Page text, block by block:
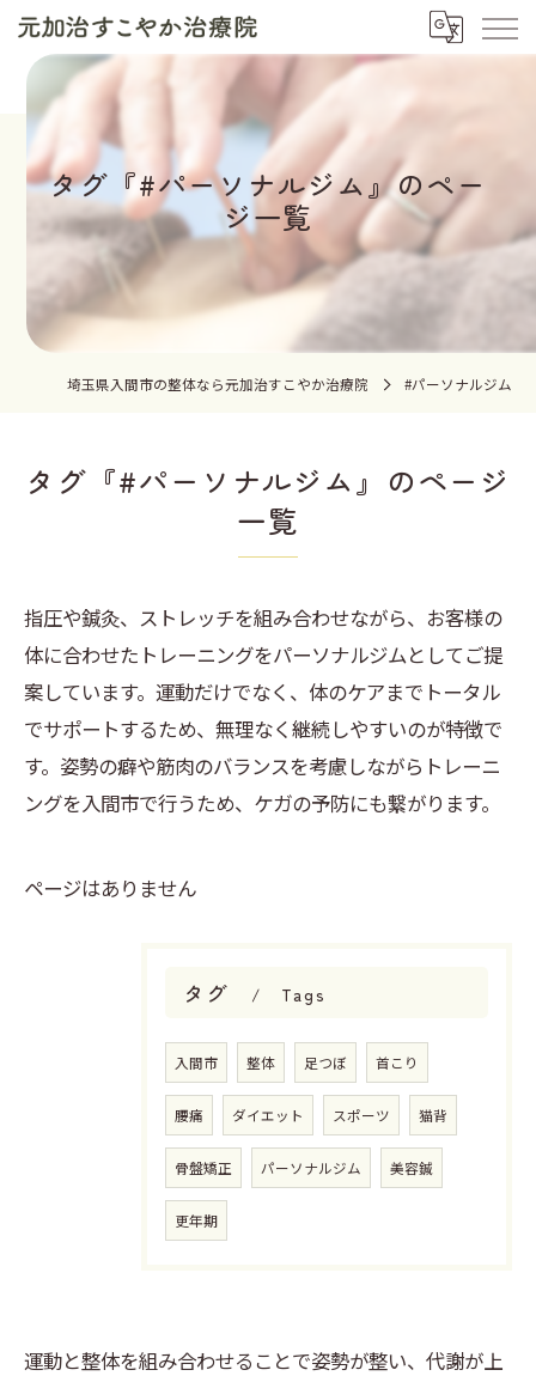
タグ『#パーソナルジム』のペー
ジ一覧
埼玉県入間市の整体なら元加治すこやか治療院 #パーソナルジム
タグ『#パーソナルジム』のページ
一覧
指圧や鍼灸、ストレッチを組み合わせながら、お客様の
体に合わせたトレーニングをパーソナルジムとしてご提
案しています。運動だけでなく、体のケアまでトータル
でサポートするため、無理なく継続しやすいのが特徴で
す。姿勢の癖や筋肉のバランスを考慮しながらトレーニ
ングを入間市で行うため、ケガの予防にも繋がります。
ページはありません
タグ Tags
入間市 整体 足つぼ 首こり
腰痛 ダイエット スポーツ 猫背
骨盤矯正 パーソナルジム 美容鍼
更年期
運動と整体を組み合わせることで姿勢が整い、代謝が上